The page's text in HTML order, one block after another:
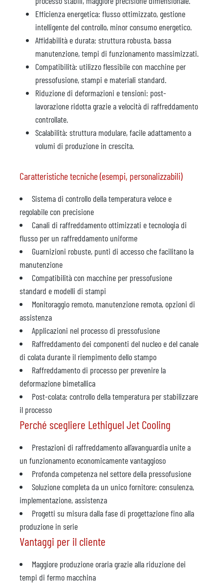
Efficienza energetica: flusso ottimizzato, gestione
intelligente del controllo, minor consumo energetico.
Affidabilità e durata: struttura robusta, bassa
manutenzione, tempi di funzionamento massimizzati.
Compatibilità: utilizzo flessibile con macchine per
pressofusione, stampi e materiali standard.
Riduzione di deformazioni e tensioni: post-
lavorazione ridotta grazie a velocità di raffreddamento
controllate.
Scalabilità: struttura modulare, facile adattamento a
volumi di produzione in crescita.
Caratteristiche tecniche (esempi, personalizzabili)
Sistema di controllo della temperatura veloce e
regolabile con precisione
Canali di raffreddamento ottimizzati e tecnologia di
flusso per un raffreddamento uniforme
Guarnizioni robuste, punti di accesso che facilitano la
manutenzione
Compatibilità con macchine per pressofusione
standard e modelli di stampi
Monitoraggio remoto, manutenzione remota, opzioni di
assistenza
Applicazioni nel processo di pressofusione
Raffreddamento dei componenti del nucleo e del canale
di colata durante il riempimento dello stampo
Raffreddamento di processo per prevenire la
deformazione bimetallica
Post-colata: controllo della temperatura per stabilizzare
il processo
Perché scegliere Lethiguel Jet Cooling
Prestazioni di raffreddamento all’avanguardia unite a
un funzionamento economicamente vantaggioso
Profonda competenza nel settore della pressofusione
Soluzione completa da un unico fornitore: consulenza,
implementazione, assistenza
Progetti su misura dalla fase di progettazione fino alla
produzione in serie
Vantaggi per il cliente
Maggiore produzione oraria grazie alla riduzione dei
tempi di fermo macchina